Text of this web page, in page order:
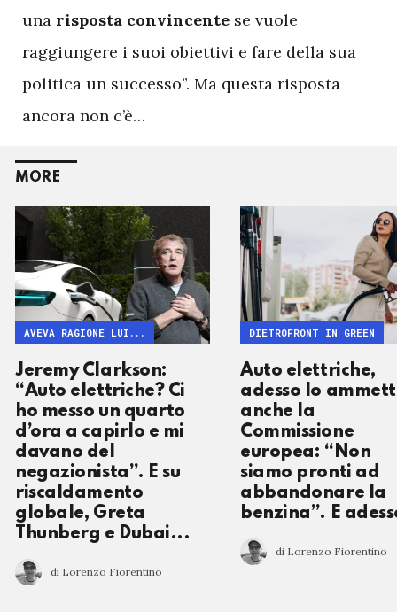
una risposta convincente se vuole
raggiungere i suoi obiettivi e fare della sua
politica un successo”. Ma questa risposta
ancora non c’è…
MORE
Jeremy Clarkson:
“Auto elettriche? Ci
ho messo un quarto
d’ora a capirlo e mi
davano del
negazionista”. E su
riscaldamento
globale, Greta
Thunberg e Dubai...
di Lorenzo Fiorentino
AVEVA RAGIONE LUI...
Auto elettriche,
adesso lo
anche la
Commissione
europea: “Non
siamo pronti ad
abbandonare la
benzina”. E
di Lorenzo Fiorentino
DIETROFRONT IN GREEN